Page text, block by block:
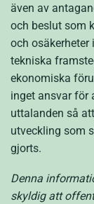
även av
och beslut som
och osäkerheter
tekniska
ekonomiska
inget ansvar för
uttalanden så
utveckling som
gjorts.
Denna
skyldig att